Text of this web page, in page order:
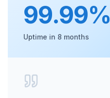
99.99%
Uptime in 8 months